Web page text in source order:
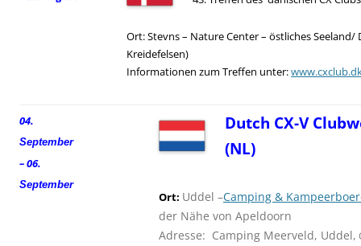
Ort: Stevns – Nature Center – östliches Seeland/
Kreidefelsen)
Informationen zum Treffen unter:
04.
September
– 06.
September
Dutch CX-V
(NL)
Ort: Uddel –Camping &
der Nähe von Apeldoorn
Adresse: Camping Meerveld, Uddel,